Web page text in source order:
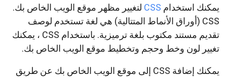
يمكنك استخدام CSS لتغيير مظهر موقع الويب الخاص بك.
CSS (أوراق الأنماط المتتالية) هي لغة تستخدم لوصف
تقديم مستند مكتوب بلغة ترميزية. باستخدام CSS ، يمكنك
تغيير لون وخط وحجم وتخطيط موقع الويب الخاص بك.
يمكنك إضافة CSS إلى موقع الويب الخاص بك عن طريق